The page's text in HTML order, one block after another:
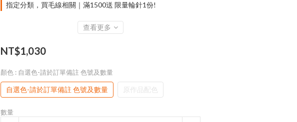
指定分類，買毛線相關｜滿1500送 限量輪針1份!
查看更多
NT$1,030
顏色 : 自選色-請於訂單備註 色號及數量
自選色-請於訂單備註 色號及數量 原作品配色
數量